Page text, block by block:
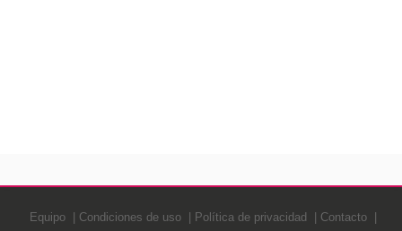
Equipo Condiciones de uso Política de privacidad Contacto